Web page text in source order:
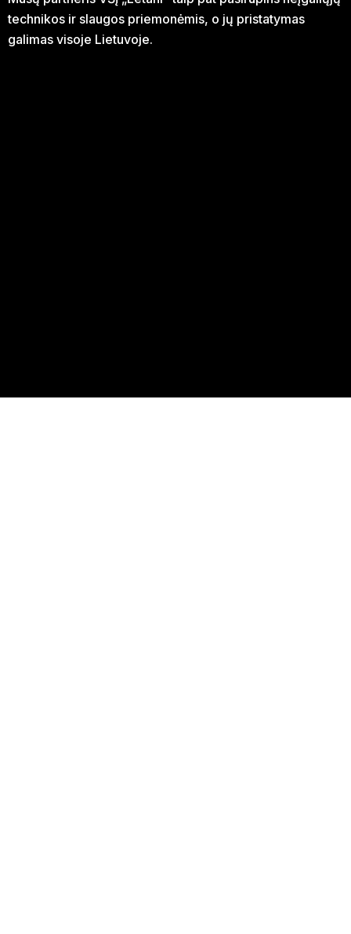
technikos ir slaugos priemonėmis, o jų pristatymas
galimas visoje Lietuvoje.